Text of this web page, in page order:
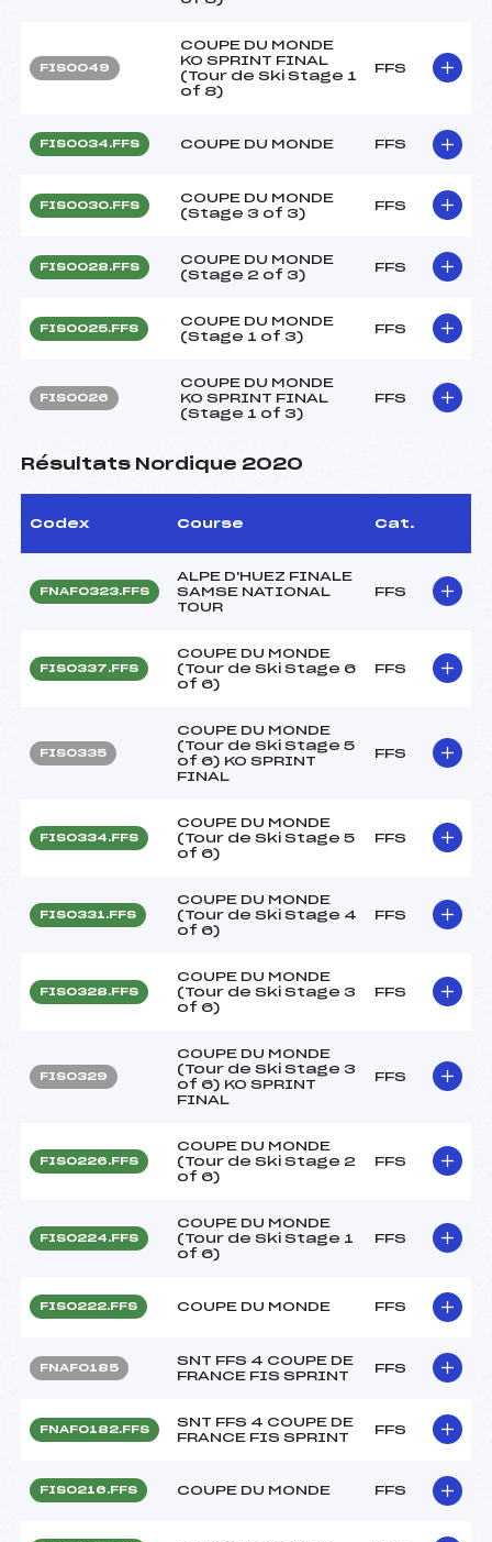
FIS0049
COUPE DU MONDE
KO SPRINT FINAL
(Tour de Ski Stage 1
of 8)
FFS
FIS0034.FFS COUPE DU MONDE FFS
FIS0030.FFS
COUPE DU MONDE
(Stage 3 of 3)
FFS
FIS0028.FFS
COUPE DU MONDE
(Stage 2 of 3)
FFS
FIS0025.FFS
COUPE DU MONDE
(Stage 1 of 3)
FFS
FIS0026
COUPE DU MONDE
KO SPRINT FINAL
(Stage 1 of 3)
FFS
Résultats Nordique 2020
Codex Course Cat.
FNAF0323.FFS
ALPE D'HUEZ FINALE
SAMSE NATIONAL
TOUR
FFS
FIS0337.FFS
COUPE DU MONDE
(Tour de Ski Stage 6
of 6)
FFS
FIS0335
COUPE DU MONDE
(Tour de Ski Stage 5
of 6) KO SPRINT
FINAL
FFS
FIS0334.FFS
COUPE DU MONDE
(Tour de Ski Stage 5
of 6)
FFS
FIS0331.FFS
COUPE DU MONDE
(Tour de Ski Stage 4
of 6)
FFS
FIS0328.FFS
COUPE DU MONDE
(Tour de Ski Stage 3
of 6)
FFS
FIS0329
COUPE DU MONDE
(Tour de Ski Stage 3
of 6) KO SPRINT
FINAL
FFS
FIS0226.FFS
COUPE DU MONDE
(Tour de Ski Stage 2
of 6)
FFS
FIS0224.FFS
COUPE DU MONDE
(Tour de Ski Stage 1
of 6)
FFS
FIS0222.FFS COUPE DU MONDE FFS
FNAF0185
SNT FFS 4 COUPE DE
FRANCE FIS SPRINT
FFS
FNAF0182.FFS
SNT FFS 4 COUPE DE
FRANCE FIS SPRINT
FFS
FIS0216.FFS COUPE DU MONDE FFS